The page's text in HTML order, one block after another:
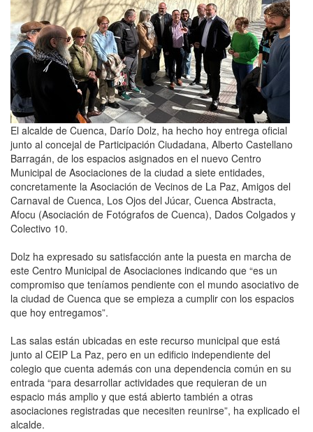
El alcalde de Cuenca, Darío Dolz, ha hecho hoy entrega oficial
junto al concejal de Participación Ciudadana, Alberto Castellano
Barragán, de los espacios asignados en el nuevo Centro
Municipal de Asociaciones de la ciudad a siete entidades,
concretamente la Asociación de Vecinos de La Paz, Amigos del
Carnaval de Cuenca, Los Ojos del Júcar, Cuenca Abstracta,
Afocu (Asociación de Fotógrafos de Cuenca), Dados Colgados y
Colectivo 10.
Dolz ha expresado su satisfacción ante la puesta en marcha de
este Centro Municipal de Asociaciones indicando que “es un
compromiso que teníamos pendiente con el mundo asociativo de
la ciudad de Cuenca que se empieza a cumplir con los espacios
que hoy entregamos”.
Las salas están ubicadas en este recurso municipal que está
junto al CEIP La Paz, pero en un edificio independiente del
colegio que cuenta además con una dependencia común en su
entrada “para desarrollar actividades que requieran de un
espacio más amplio y que está abierto también a otras
asociaciones registradas que necesiten reunirse”, ha explicado el
alcalde.